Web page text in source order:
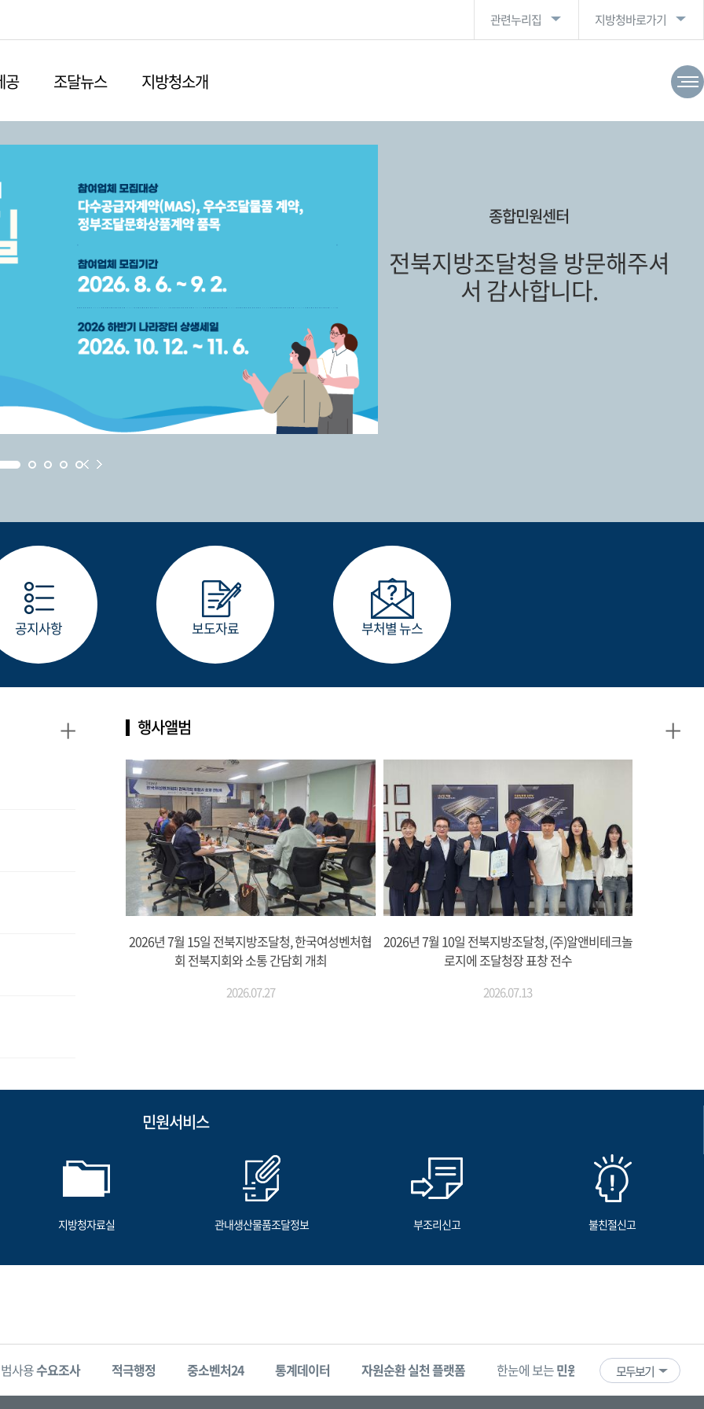
관련누리집 지방청바로가기
공 조달뉴스 지방청소개
종합민원센터
전북지방조달청을 방문해주셔
서 감사합니다.
공지사항 보도자료 부처별 뉴스
+ 행사앨범
2026년 7월 15일 전북지방조달청, 한국여성벤처협
회 전북지회와 소통 간담회 개최
2026.07.27
2026년 7월 10일 전북지방조달청, (주)알앤비테크놀
로지에 조달청장 표창 전수
2026.07.13
+
민원서비스
지방청자료실 관내생산물품조달정보 부조리신고 불친절신고
사용수요조사 적극행정 중소벤처24 통계데이터 자원순환 실천 플랫폼 한눈에 보는민원 빅데이터 기업마당
모두보기